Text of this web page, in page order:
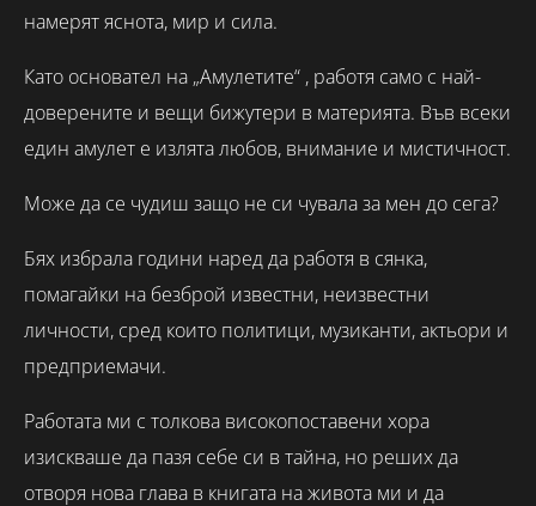
намерят яснота, мир и сила.
Като основател на „Амулетите“ , работя само с най-
доверените и вещи бижутери в материята. Във всеки
един амулет е излята любов, внимание и мистичност.
Може да се чудиш защо не си чувала за мен до сега?
Бях избрала години наред да работя в сянка,
помагайки на безброй известни, неизвестни
личности, сред които политици, музиканти, актьори и
предприемачи.
Работата ми с толкова високопоставени хора
изискваше да пазя себе си в тайна, но реших да
отворя нова глава в книгата на живота ми и да